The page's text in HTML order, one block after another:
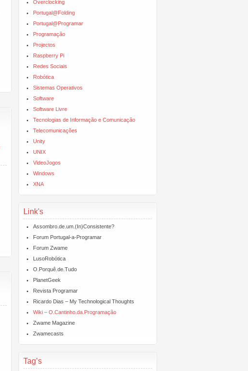
Overclocking
Portugal@Folding
Portugal@Programar
Programação
Projectos
Raspberry Pi
Redes Sociais
Robótica
Sistemas Operativos
Software
Software Livre
Tecnologias de Informação e Comunicação
Telecomunicações
Unity
UNIX
VideoJogos
Windows
XNA
Link's
Assombro.de.um.(In)Consistente?
Forum Portugal-a-Programar
Forum Zwame
LusoRobótica
O.Porquê.de.Tudo
PlanetGeek
Revista Programar
Ricardo Dias – My Technological Thoughts
Wiki – O.Cantinho.da.Programação
Zwame Magazine
Zwamecasts
Tag’s